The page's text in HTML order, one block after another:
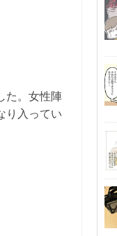
た。女性陣
り入ってい